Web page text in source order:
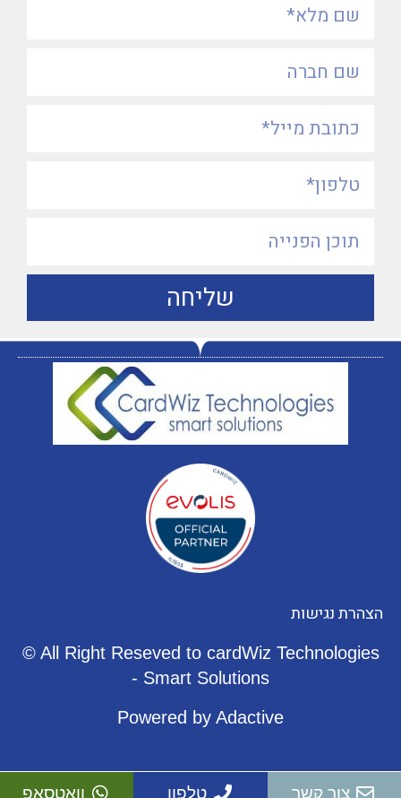
שליחה
Powered by Adactive
© All Right Reseved to cardWiz Technologies
- Smart Solutions
הצהרתנגישות
צור קשר טלפון וואטסאפ